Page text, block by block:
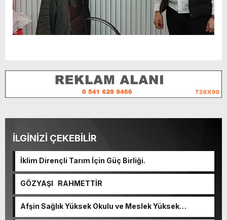
İLGİNİZİ ÇEKEBİLİR
İklim Dirençli Tarım İçin Güç Birliği.
GÖZYAŞI RAHMETTİR
Afşin Sağlık Yüksek Okulu ve Meslek Yüksek
Okulunda görev değişimi!